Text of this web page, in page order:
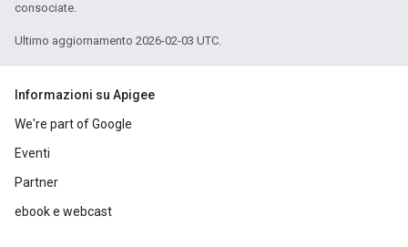
consociate.
Ultimo aggiornamento 2026-02-03 UTC.
Informazioni su Apigee
We're part of Google
Eventi
Partner
ebook e webcast